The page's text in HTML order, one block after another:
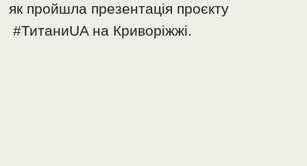
як пройшла презентація проєкту
#ТитаниUA на Криворіжжі.